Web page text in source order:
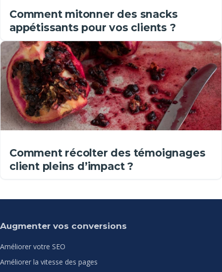
Comment mitonner des snacks
appétissants pour vos clients ?
Comment récolter des témoignages
client pleins d’impact ?
Augmenter vos conversions
Améliorer votre SEO
Améliorer la vitesse des pages